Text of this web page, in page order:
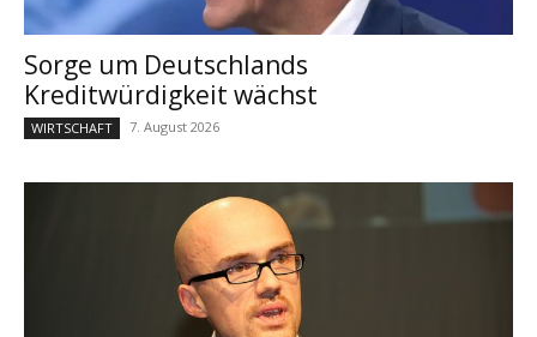
Sorge um Deutschlands
Kreditwürdigkeit wächst
WIRTSCHAFT 7. August 2026